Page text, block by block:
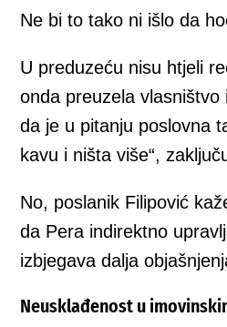
Ne bi to tako ni išlo da
U preduzeću nisu htjeli
onda preuzela
da je u pitanju poslovna
kavu i ništa više“,
No, poslanik Filipović
da Pera indirektno
izbjegava dalja
Neusklađenost u